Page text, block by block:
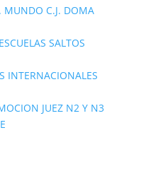
MUNDO C.J. DOMA
SALTOS
INTERNACIONALES
JUEZ N2 Y N3